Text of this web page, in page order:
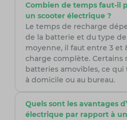
Combien de temps faut-il
un scooter électrique ?
Le temps de recharge
de la batterie et du type
moyenne, il faut entre 3 et
charge complète. Certains
batteries amovibles, ce
à domicile ou au bureau.
Quels sont les avantages
électrique par rapport à